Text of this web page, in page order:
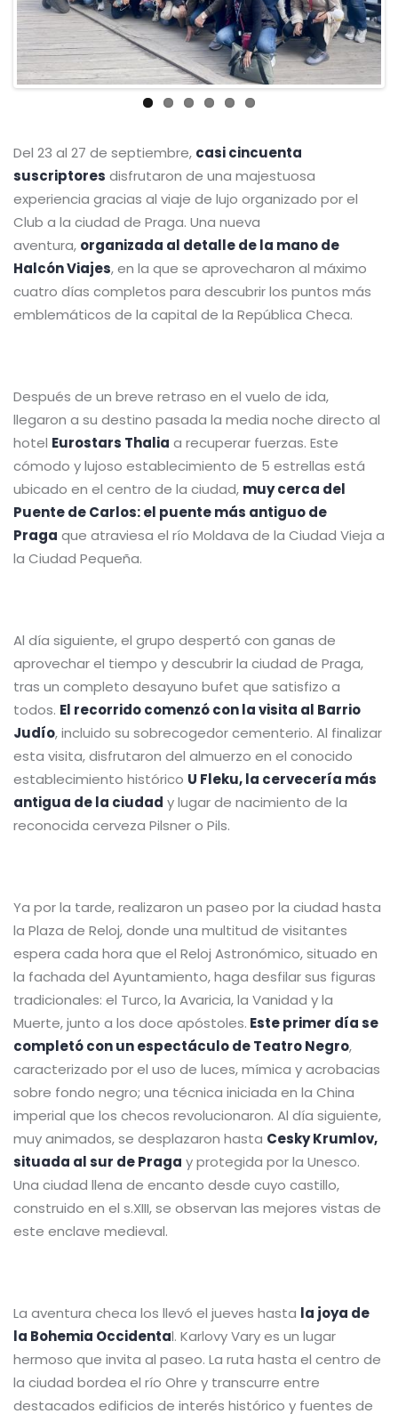
Del 23 al 27 de septiembre, casi cincuenta
suscriptores disfrutaron de una majestuosa
experiencia gracias al viaje de lujo organizado por el
Club a la ciudad de Praga. Una nueva
aventura, organizada al detalle de la mano de
Halcón Viajes, en la que se aprovecharon al máximo
cuatro días completos para descubrir los puntos más
emblemáticos de la capital de la República Checa.
Después de un breve retraso en el vuelo de ida,
llegaron a su destino pasada la media noche directo al
hotel Eurostars Thalia a recuperar fuerzas. Este
cómodo y lujoso establecimiento de 5 estrellas está
ubicado en el centro de la ciudad, muy cerca del
Puente de Carlos: el puente más antiguo de
Praga que atraviesa el río Moldava de la Ciudad Vieja a
la Ciudad Pequeña.
Al día siguiente, el grupo despertó con ganas de
aprovechar el tiempo y descubrir la ciudad de Praga,
tras un completo desayuno bufet que satisfizo a
todos. El recorrido comenzó con la visita al Barrio
Judío, incluido su sobrecogedor cementerio. Al finalizar
esta visita, disfrutaron del almuerzo en el conocido
establecimiento histórico U Fleku, la cervecería más
antigua de la ciudad y lugar de nacimiento de la
reconocida cerveza Pilsner o Pils.
Ya por la tarde, realizaron un paseo por la ciudad hasta
la Plaza de Reloj, donde una multitud de visitantes
espera cada hora que el Reloj Astronómico, situado en
la fachada del Ayuntamiento, haga desfilar sus figuras
tradicionales: el Turco, la Avaricia, la Vanidad y la
Muerte, junto a los doce apóstoles. Este primer día se
completó con un espectáculo de Teatro Negro,
caracterizado por el uso de luces, mímica y acrobacias
sobre fondo negro; una técnica iniciada en la China
imperial que los checos revolucionaron. Al día siguiente,
muy animados, se desplazaron hasta Cesky Krumlov,
situada al sur de Praga y protegida por la Unesco.
Una ciudad llena de encanto desde cuyo castillo,
construido en el s.XIII, se observan las mejores vistas de
este enclave medieval.
La aventura checa los llevó el jueves hasta la joya de
la Bohemia Occidental. Karlovy Vary es un lugar
hermoso que invita al paseo. La ruta hasta el centro de
la ciudad bordea el río Ohre y transcurre entre
destacados edificios de interés histórico y fuentes de